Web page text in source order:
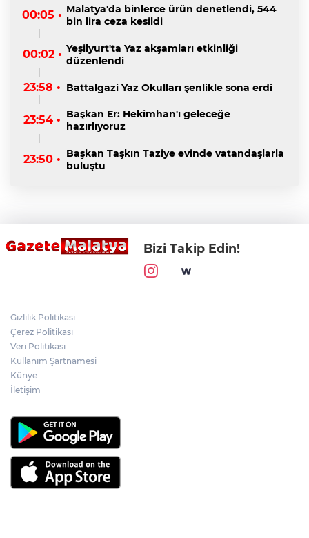
00:05 • Malatya'da binlerce ürün denetlendi, 544
bin lira ceza kesildi
00:02 • Yeşilyurt'ta Yaz akşamları etkinliği
düzenlendi
23:58 • Battalgazi Yaz Okulları şenlikle sona erdi
23:54 • Başkan Er: Hekimhan'ı geleceğe
hazırlıyoruz
23:50 • Başkan Taşkın Taziye evinde vatandaşlarla
buluştu
Bizi Takip Edin!
Gizlilik Politikası
Çerez Politikası
Veri Politikası
Kullanım Şartnamesi
Künye
İletişim